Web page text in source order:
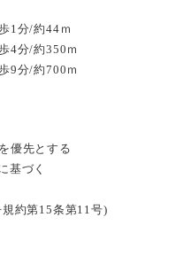
/約44ｍ
分/約350ｍ
/約700ｍ
優先とする
基づく
約第15条第11号)